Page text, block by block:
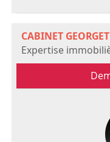
CABINET
Expertise